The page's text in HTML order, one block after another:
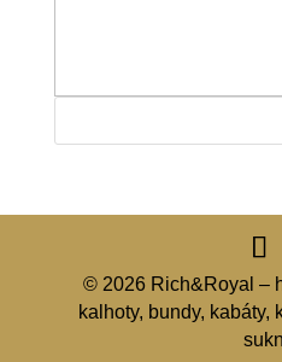
© 2026 Rich&Royal –
kalhoty, bundy, kabáty,